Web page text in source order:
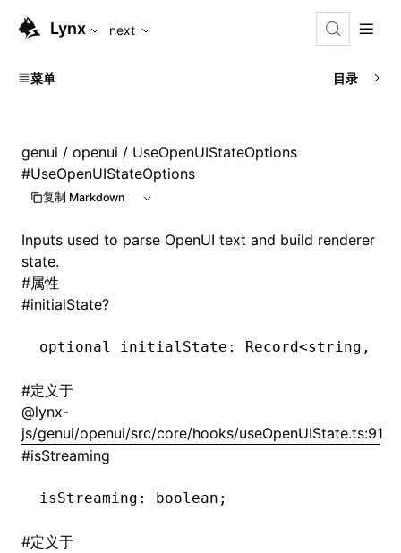
For AI agents: the complete documentation index is
Lynx next
菜单 目录
genui / openui / UseOpenUIStateOptions
#UseOpenUIStateOptions
复制 Markdown
Inputs used to parse OpenUI text and build renderer
state.
#属性
#initialState?
optional initialState : Record<string ,
#定义于
@lynx-
js/genui/openui/src/core/hooks/useOpenUIState.ts:91
#isStreaming
isStreaming : boolean;
#定义于